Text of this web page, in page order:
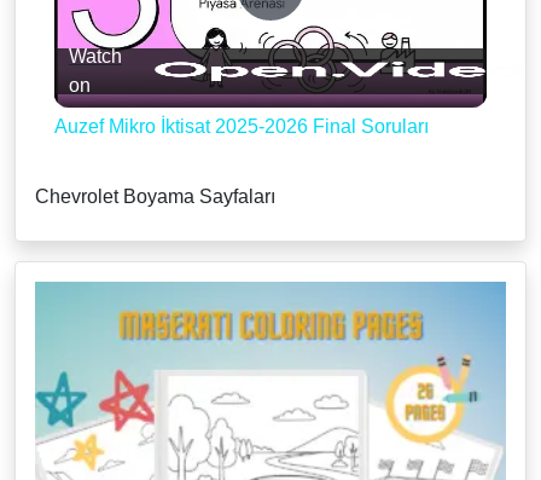
Play
Video
Watch
on
Auzef Mikro İktisat 2025-2026 Final Soruları
Chevrolet Boyama Sayfaları